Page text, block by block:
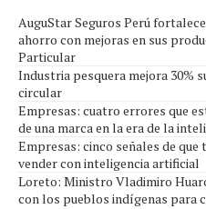
AuguStar Seguros Perú
ahorro con mejoras en sus
Particular
Industria pesquera mejora 30%
circular
Empresas: cuatro errores que
de una marca en la era de la
Empresas: cinco señales de
vender con inteligencia artificial
Loreto: Ministro Vladimiro
con los pueblos indígenas para